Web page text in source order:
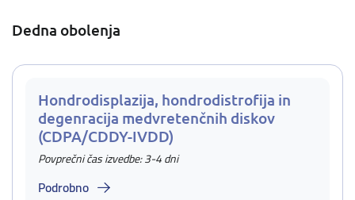
Dedna obolenja
Hondrodisplazija, hondrodistrofija in
degenracija medvretenčnih diskov
(CDPA/CDDY-IVDD)
Povprečni čas izvedbe: 3-4 dni
Podrobno